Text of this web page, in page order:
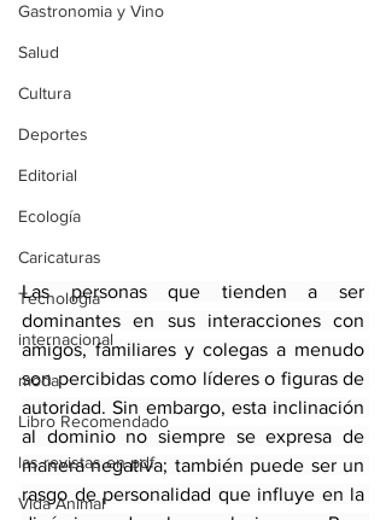
Gastronomia y Vino
Salud
Cultura
Deportes
Editorial
Ecología
Caricaturas
Tecnología
internacional
moda
Libro Recomendado
las revistas en pdf
Vida Animal
Las personas que tienden a ser
dominantes en sus interacciones con
amigos, familiares y colegas a menudo
son percibidas como líderes o figuras de
autoridad. Sin embargo, esta inclinación
al dominio no siempre se expresa de
manera negativa; también puede ser un
rasgo de personalidad que influye en la